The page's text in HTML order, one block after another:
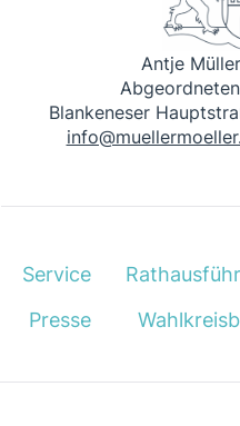
Antje
Blankeneser
Service
Presse